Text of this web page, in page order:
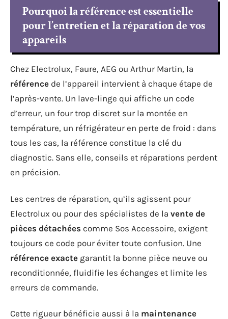
Pourquoi la référence est essentielle
pour l’entretien et la réparation de vos
appareils
Chez Electrolux, Faure, AEG ou Arthur Martin, la
référence de l’appareil intervient à chaque étape de
l’après-vente. Un lave-linge qui affiche un code
d’erreur, un four trop discret sur la montée en
température, un réfrigérateur en perte de froid : dans
tous les cas, la référence constitue la clé du
diagnostic. Sans elle, conseils et réparations perdent
en précision.
Les centres de réparation, qu’ils agissent pour
Electrolux ou pour des spécialistes de la vente de
pièces détachées comme Sos Accessoire, exigent
toujours ce code pour éviter toute confusion. Une
référence exacte garantit la bonne pièce neuve ou
reconditionnée, fluidifie les échanges et limite les
erreurs de commande.
Cette rigueur bénéficie aussi à la maintenance